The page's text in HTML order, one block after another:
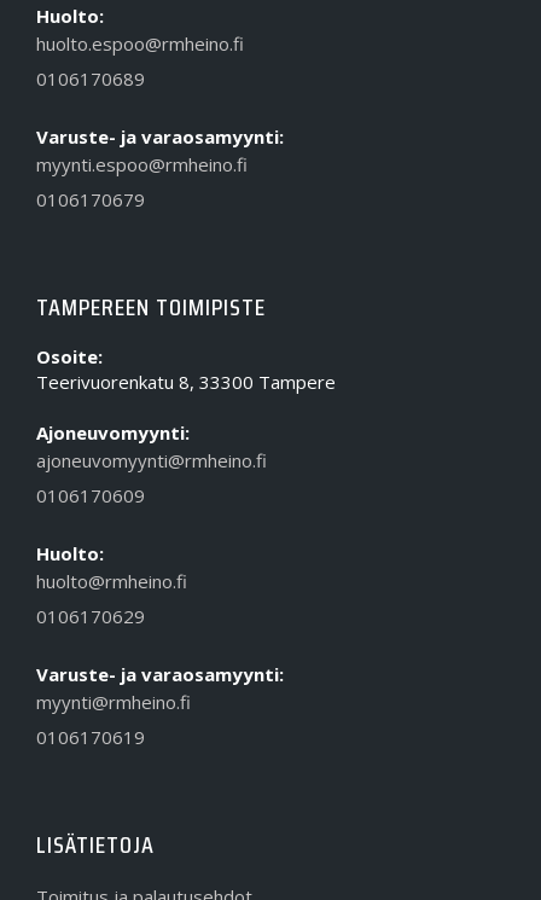
Huolto:
huolto.espoo@rmheino.fi
0106170689
Varuste- ja varaosamyynti:
myynti.espoo@rmheino.fi
0106170679
TAMPEREEN TOIMIPISTE
Osoite:
Teerivuorenkatu 8, 33300 Tampere
Ajoneuvomyynti:
ajoneuvomyynti@rmheino.fi
0106170609
Huolto:
huolto@rmheino.fi
0106170629
Varuste- ja varaosamyynti:
myynti@rmheino.fi
0106170619
LISÄTIETOJA